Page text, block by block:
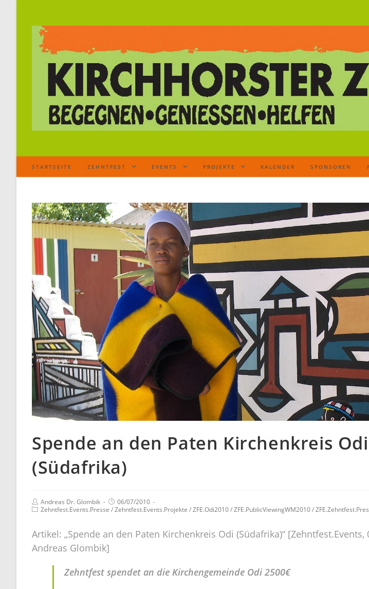
STARTSEITE ZEHNTFEST EVENTS PROJEKTE KALENDER SPONSOREN
Spende an den Paten Kirchenkreis Odi
(Südafrika)
Andreas Dr. Glombik
06/07/2010
Zehntfest.Events.Presse /Zehntfest.Events.Projekte /ZFE.Odi2010/ZFE.PublicViewingWM2010/
Artikel: „Spende an den Paten Kirchenkreis Odi (Südafrika)“ [Zehntfest.Events,
Andreas Glombik]
Zehntfest spendet an die Kirchengemeinde Odi 2500€